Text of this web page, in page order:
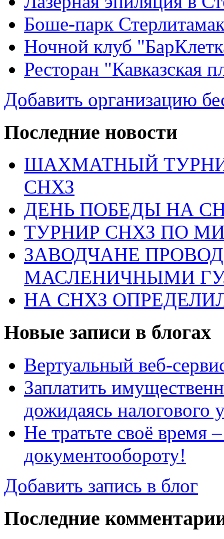
Боше-парк
Ночной клуб
Ресторан "Кавказская
Добавить организацию
Последние новости
ШАХМАТНЫЙ
СНХЗ
ДЕНЬ ПОБЕДЫ НА
ТУРНИР СНХЗ ПО
ЗАВОДЧАНЕ
МАСЛЕНИЧНЫМИ
НА СНХЗ
Новые записи в блогах
Вертуальный веб-
Заплатить
дожидаясь налогового
Не тратьте своё время
документообороту!
Добавить запись в блог
Последние